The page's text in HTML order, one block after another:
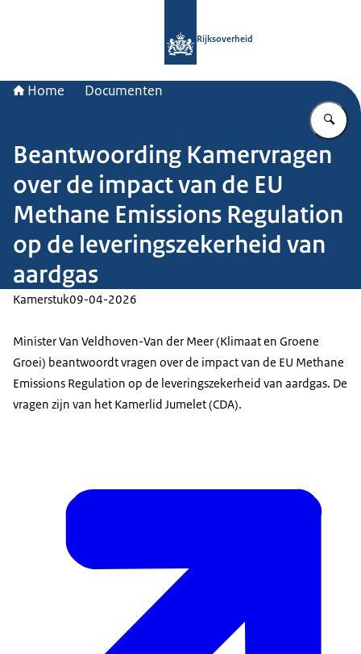
Rijksoverheid
Home Documenten
Beantwoording Kamervragen
over de impact van de EU
Methane Emissions Regulation
op de leveringszekerheid van
aardgas
Kamerstuk09-04-2026
Minister Van Veldhoven-Van der Meer (Klimaat en Groene
Groei) beantwoordt vragen over de impact van de EU Methane
Emissions Regulation op de leveringszekerheid van aardgas. De
vragen zijn van het Kamerlid Jumelet (CDA).